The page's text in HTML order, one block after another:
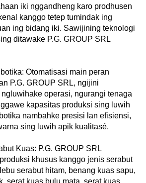
iki nggandheng karo prodhusen
kanggo tetep tumindak ing
ing bidang iki. Sawijining teknologi
ditawake P.G. GROUP SRL
Otomatisasi main peran
P.G. GROUP SRL, ngijini
operasi, ngurangi tenaga
kapasitas produksi sing luwih
nambahke presisi lan efisiensi,
sing luwih apik kualitasé.
Kuas: P.G. GROUP SRL
khusus kanggo jenis serabut
serabut hitam, benang kuas sapu,
serat kuas bulu mata, serat kuas